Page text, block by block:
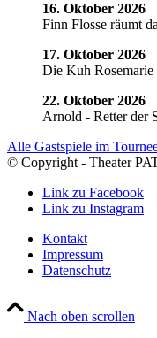
16. Oktober 2026
Finn Flosse räumt
17. Oktober 2026
Die Kuh Rosemarie
22. Oktober 2026
Arnold - Retter der
Alle Gastspiele im
© Copyright - Theater
Link zu Facebook
Link zu Instagram
Kontakt
Impressum
Datenschutz
Nach oben scrollen